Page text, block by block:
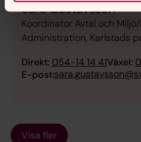
Sara Gustavsson
Koordinator Avtal och
Administration, Karlstads
Direkt: 054-14 14 41Växel:
E-post:
Visa fler